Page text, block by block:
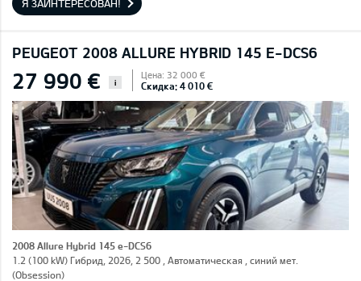
Я ЗАИНТЕРЕСОВАН!
PEUGEOT 2008 ALLURE HYBRID 145 E-DCS6
27 990 € i
Цена: 32 000 €
Скидка: 4 010 €
2008 Allure Hybrid 145 e-DCS6
1.2 (100 kW) Гибрид, 2026, 2 500 , Автоматическая , синий мет.
(Obsession)